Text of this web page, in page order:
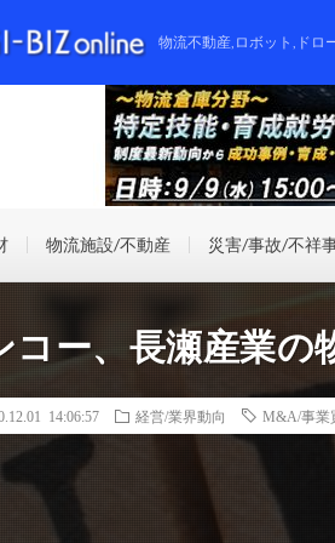
物流不動産,ロボット,ドロ
物流施設/不動産 災害/事故/不祥
コー、長瀬産業の
14:06:57 経営/業界動向 M&A/事業